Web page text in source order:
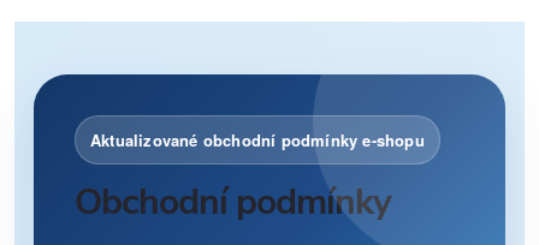
Aktualizované obchodní podmínky e-shopu
Obchodní podmínky